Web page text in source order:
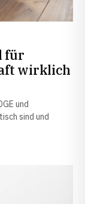
für
wirklich
und
sind und